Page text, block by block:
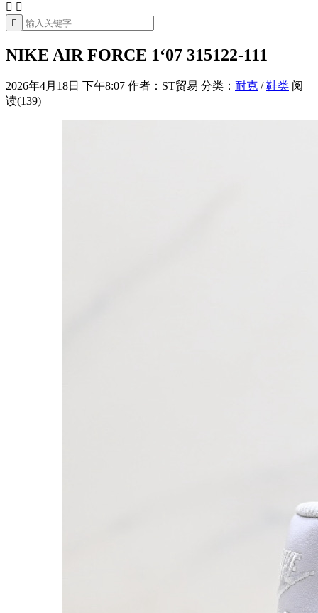
 

NIKE AIR FORCE 1‘07 315122-111
2026年4月18日 下午8:07 作者：ST贸易 分类： 耐克 /鞋类 阅
读(139)